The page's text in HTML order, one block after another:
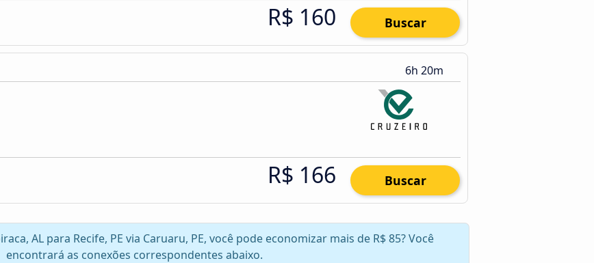
R$ 160 Buscar
6h 20m
R$ 166 Buscar
AL para Recife, PE via Caruaru, PE, você pode economizar mais de R$ 85? Você
encontrará as conexões correspondentes abaixo.